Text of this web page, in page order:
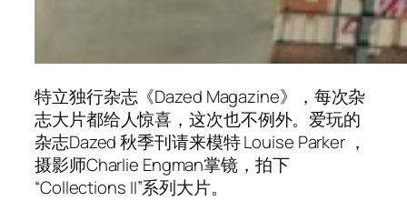
特立独行杂志《Dazed Magazine》，每次杂
志大片都给人惊喜，这次也不例外。爱玩的
杂志Dazed 秋季刊请来模特 Louise Parker ，
摄影师Charlie Engman掌镜，拍下
“Collections II”系列大片。